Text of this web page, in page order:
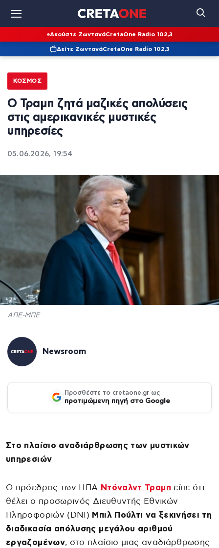
Ακούστε ΖωντανάCretaOne Radio 102,3
Δείτε ΖωντανάCretaOne Radio 102,3
ΚΌΣΜΟΣ
Ο Τραμπ ζητά μαζικές απολύσεις
στις αμερικανικές μυστικές
υπηρεσίες
05.06.2026, 19:54
ΑΠΕ-ΜΠΕ
Newsroom
Προσθέστε το cretaone.gr ως
προτιμώμενη πηγή στο Google
Στο πλαίσιο αναδιάρθρωσης των μυστικών
υπηρεσιών
Ο πρόεδρος των ΗΠΑ Ντόναλντ Τραμπ είπε ότι
θέλει ο προσωρινός Διευθυντής Εθνικών
Πληροφοριών (DNI) Μπιλ Πούλτι να ξεκινήσει τη
διαδικασία απόλυσης μεγάλου αριθμού
εργαζομένων, στο πλαίσιο μιας αναδιάρθρωσης